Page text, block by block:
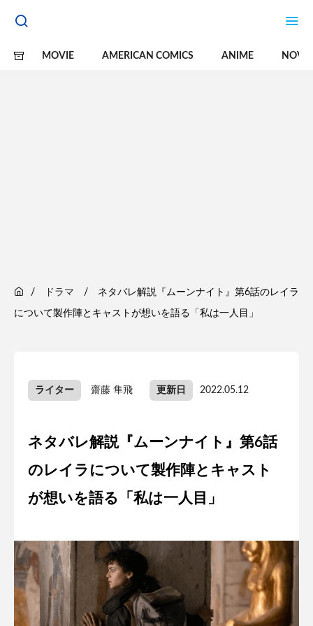
MOVIE AMERICAN COMICS ANIME
ドラマ ネタバレ解説『ムーンナイト』第6話のレイラ
について製作陣とキャストが想いを語る「私は一人目」
ライター 齋藤 隼飛 更新日 2022.05.12
ネタバレ解説『ムーンナイト』第6話
のレイラについて製作陣とキャスト
が想いを語る「私は一人目」